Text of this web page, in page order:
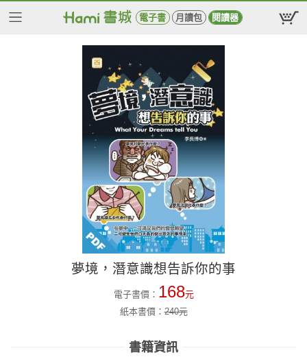
電子書 月讀包 閱讀器
夢境，潛意識想告訴你的事
電子書價： 168元
紙本書價：240元
書籍資訊